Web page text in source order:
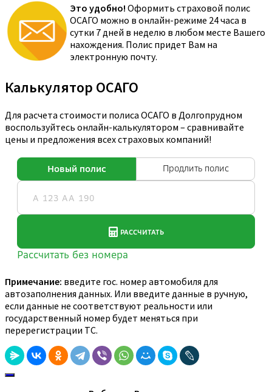
Это удобно! Оформить страховой полис
ОСАГО можно в онлайн-режиме 24 часа в
сутки 7 дней в неделю в любом месте Вашего
нахождения. Полис придет Вам на
электронную почту.
Калькулятор ОСАГО
Для расчета стоимости полиса ОСАГО в Долгопрудном
воспользуйтесь онлайн-калькулятором – сравнивайте
цены и предложения всех страховых компаний!
Примечание: введите гос. номер автомобиля для
автозаполнения данных. Или введите данные в ручную,
если данные не соответствуют реальности или
государственный номер будет меняться при
перерегистрации ТС.